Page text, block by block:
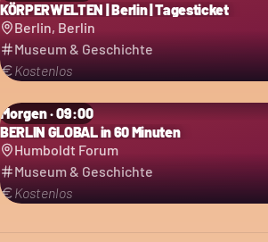
KÖRPERWELTEN | Berlin | Tagesticket
Berlin, Berlin
Museum & Geschichte
Kostenlos
Morgen · 09:00
BERLIN GLOBAL in 60 Minuten
Humboldt Forum
Museum & Geschichte
Kostenlos